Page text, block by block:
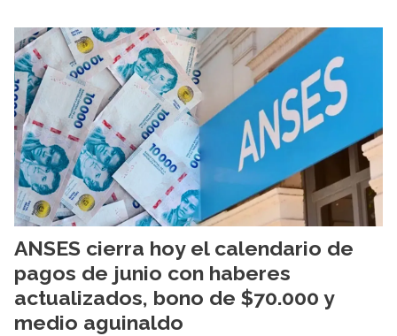
ANSES cierra hoy el calendario de
pagos de junio con haberes
actualizados, bono de $70.000 y
medio aguinaldo